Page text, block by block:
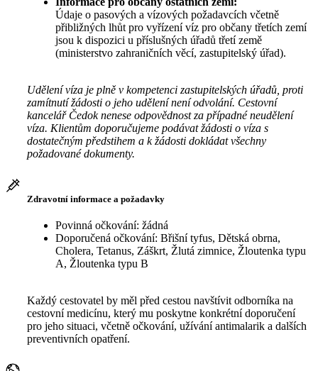
Údaje o pasových a vízových požadavcích včetně
přibližných lhůt pro vyřízení víz pro občany třetích zemí
jsou k dispozici u příslušných úřadů třetí země
(ministerstvo zahraničních věcí, zastupitelský úřad).
Udělení víza je plně v kompetenci zastupitelských úřadů, proti
zamítnutí žádosti o jeho udělení není odvolání. Cestovní
kancelář Čedok nenese odpovědnost za případné neudělení
víza. Klientům doporučujeme podávat žádosti o víza s
dostatečným předstihem a k žádosti dokládat všechny
požadované dokumenty.
Zdravotní informace a požadavky
Povinná očkování: žádná
Doporučená očkování: Břišní tyfus, Dětská obrna,
Cholera, Tetanus, Záškrt, Žlutá zimnice, Žloutenka typu
A, Žloutenka typu B
Každý cestovatel by měl před cestou navštívit odborníka na
cestovní medicínu, který mu poskytne konkrétní doporučení
pro jeho situaci, včetně očkování, užívání antimalarik a dalších
preventivních opatření.